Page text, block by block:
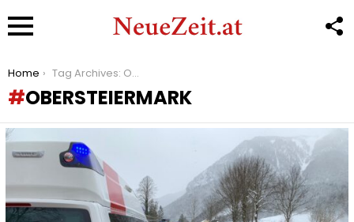
You are here:
Home Tag Archives: Obersteiermark
OBERSTEIERMARK
LATEST
STORIES